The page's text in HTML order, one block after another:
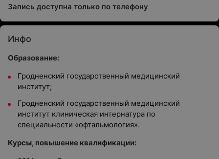
Запись доступна только по телефону
Инфо
Образование:
Гродненский государственный медицинский
институт;
Гродненский государственный медицинский
институт клиническая интернатура по
специальности «офтальмология».
Курсы, повышение квалификации: